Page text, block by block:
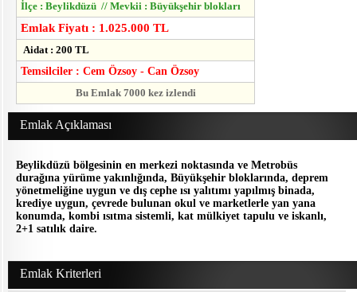
İlçe : Beylikdüzü // Mevkii : Büyükşehir blokları
Emlak Fiyatı : 1.025.000 TL
Aidat : 200 TL
Temsilciler : Cem Özsoy - Can Özsoy
Bu Emlak 7000 kez izlendi
Emlak Açıklaması
Beylikdüzü bölgesinin en merkezi noktasında ve Metrobüs
durağına yürüme yakınlığında, Büyükşehir bloklarında, deprem
yönetmeliğine uygun ve dış cephe ısı yalıtımı yapılmış binada,
krediye uygun, çevrede bulunan okul ve marketlerle yan yana
konumda, kombi ısıtma sistemli, kat mülkiyet tapulu ve iskanlı,
2+1 satılık daire.
Emlak Kriterleri